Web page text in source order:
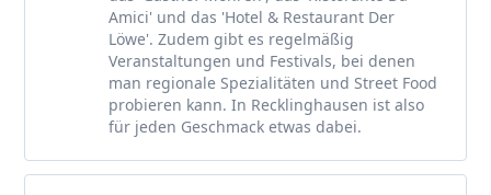
Amici' und das 'Hotel & Restaurant Der
Löwe'. Zudem gibt es regelmäßig
Veranstaltungen und Festivals, bei denen
man regionale Spezialitäten und Street Food
probieren kann. In Recklinghausen ist also
für jeden Geschmack etwas dabei.